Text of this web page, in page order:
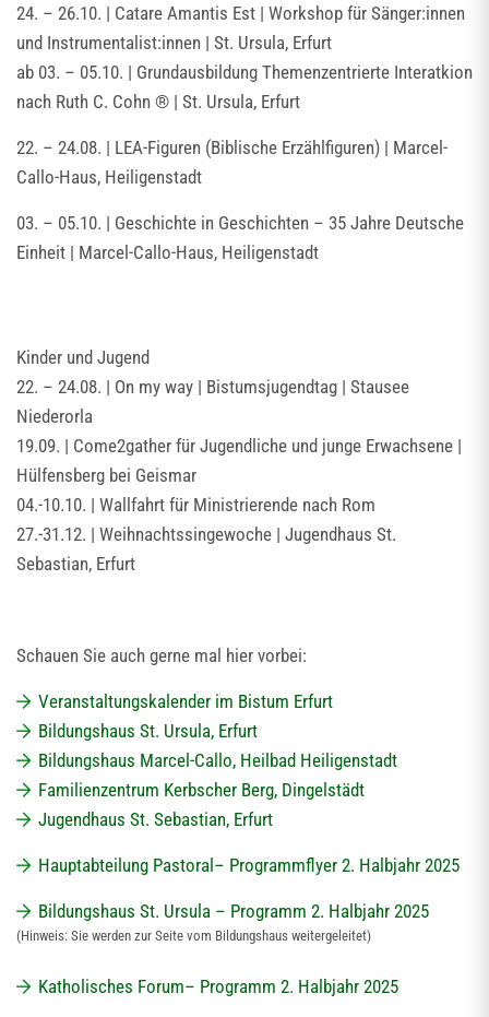
24. – 26.10. | Catare Amantis Est | Workshop für Sänger:innen
und Instrumentalist:innen | St. Ursula, Erfurt
ab 03. – 05.10. | Grundausbildung Themenzentrierte Interatkion
nach Ruth C. Cohn ® | St. Ursula, Erfurt
22. – 24.08. | LEA-Figuren (Biblische Erzählfiguren) | Marcel-
Callo-Haus, Heiligenstadt
03. – 05.10. | Geschichte in Geschichten – 35 Jahre Deutsche
Einheit | Marcel-Callo-Haus, Heiligenstadt
Kinder und Jugend
22. – 24.08. | On my way | Bistumsjugendtag | Stausee
Niederorla
19.09. | Come2gather für Jugendliche und junge Erwachsene |
Hülfensberg bei Geismar
04.-10.10. | Wallfahrt für Ministrierende nach Rom
27.-31.12. | Weihnachtssingewoche | Jugendhaus St.
Sebastian, Erfurt
Schauen Sie auch gerne mal hier vorbei:
Veranstaltungskalender im Bistum Erfurt
Bildungshaus St. Ursula, Erfurt
Bildungshaus Marcel-Callo, Heilbad Heiligenstadt
Familienzentrum Kerbscher Berg, Dingelstädt
Jugendhaus St. Sebastian, Erfurt
Hauptabteilung Pastoral– Programmflyer 2. Halbjahr 2025
Bildungshaus St. Ursula – Programm 2. Halbjahr 2025
(Hinweis: Sie werden zur Seite vom Bildungshaus weitergeleitet)
Katholisches Forum– Programm 2. Halbjahr 2025